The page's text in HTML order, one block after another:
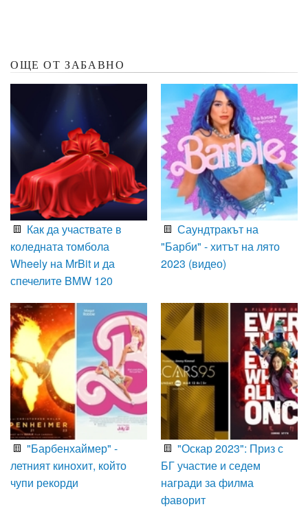
ОЩЕ ОТ ЗАБАВНО
Как да участвате в
коледната томбола
Wheely на MrBit и да
спечелите BMW 120
Саундтракът на
"Барби" - хитът на лято
2023 (видео)
"Барбенхаймер" -
летният кинохит, който
чупи рекорди
"Оскар 2023": Приз с
БГ участие и седем
награди за филма
фаворит